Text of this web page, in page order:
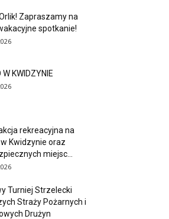
Zapraszamy na
spotkanie!
W KWIDZYNIE
rekreacyjna na
Kwidzynie oraz
miejsc...
Turniej Strzelecki
Straży Pożarnych i
Drużyn